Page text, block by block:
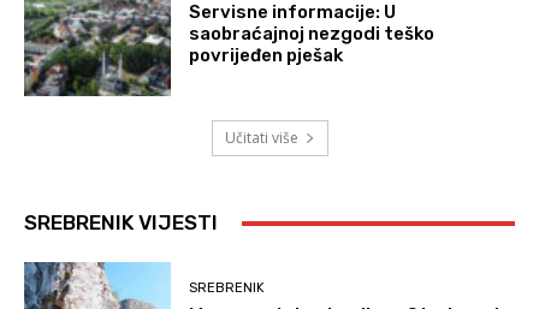
Servisne informacije: U
saobraćajnoj nezgodi teško
povrijeđen pješak
Učitati više
SREBRENIK VIJESTI
SREBRENIK